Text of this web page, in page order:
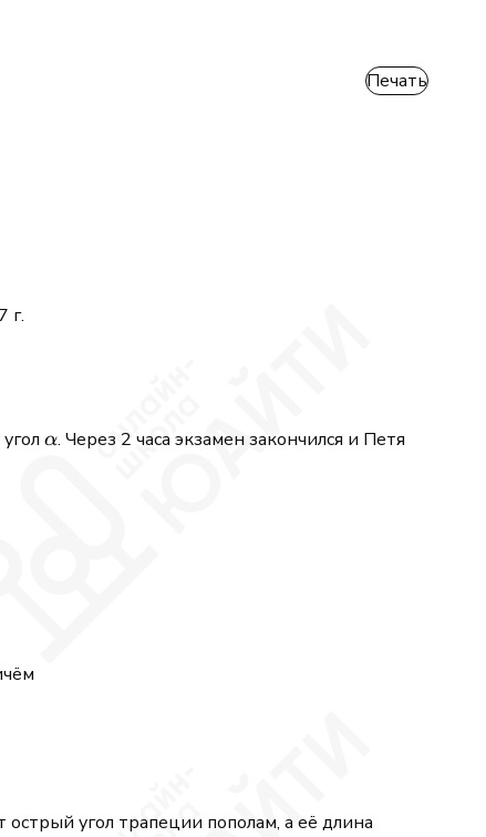
Печать
г.
\alpha
α. Через 2 часа экзамен закончился и Петя
+ ac = 156.
угол трапеции пополам, а её длина